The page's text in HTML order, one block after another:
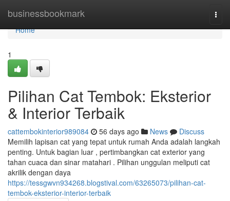
businessbookmark
Home
Home
1
Pilihan Cat Tembok: Eksterior
& Interior Terbaik
cattembokinterior989084 56 days ago News
Discuss
Memilih lapisan cat yang tepat untuk rumah Anda adalah langkah
penting. Untuk bagian luar , pertimbangkan cat exterior yang
tahan cuaca dan sinar matahari . Pilihan unggulan meliputi cat
akrilik dengan daya
https://tessgwvn934268.blogstival.com/63265073/pilihan-cat-
tembok-eksterior-interior-terbaik